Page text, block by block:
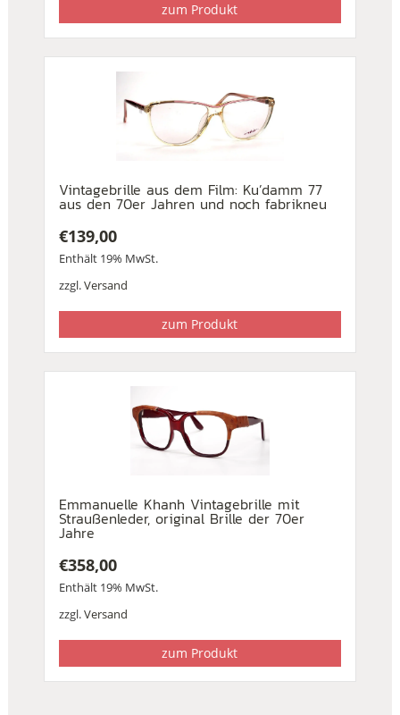
zum Produkt
Vintagebrille aus dem Film: Ku’damm 77
aus den 70er Jahren und noch fabrikneu
€139,00
Enthält 19% MwSt.
zzgl.Versand
zum Produkt
Emmanuelle Khanh Vintagebrille mit
Straußenleder, original Brille der 70er
Jahre
€358,00
Enthält 19% MwSt.
zzgl.Versand
zum Produkt